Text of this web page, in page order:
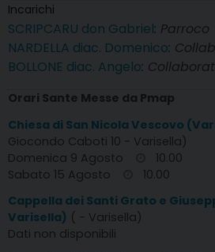
Incarichi
SCRIPCARU don Gabriel : Parroco
NARDELLA diac. Domenico :
BOLLONE diac. Angelo :
Orari Sante Messe da Pmap
Chiesa di San Nicola Vescovo
Giocondo Caboti 10 - Varisella)
Domenica 9 Agosto
10.00
Sabato 15 Agosto
10.00
Cappella dei Santi Grato e
Varisella) ( - Varisella)
Dati non disponibili